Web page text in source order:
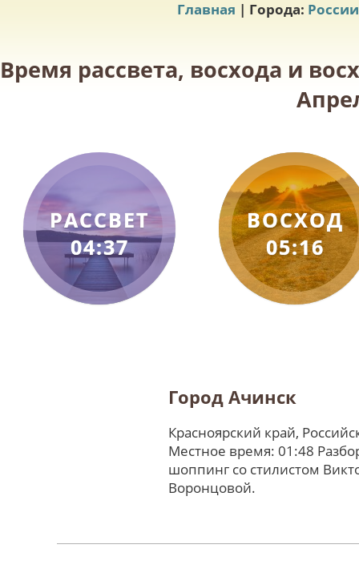
Главная | Города: России
Время рассвета, восхода и
РАССВЕТ
04:37
ВОСХОД
05:16
Город Ачинск
Красноярский край,
Местное время: 01:48
шоппинг со стилистом
Воронцовой.